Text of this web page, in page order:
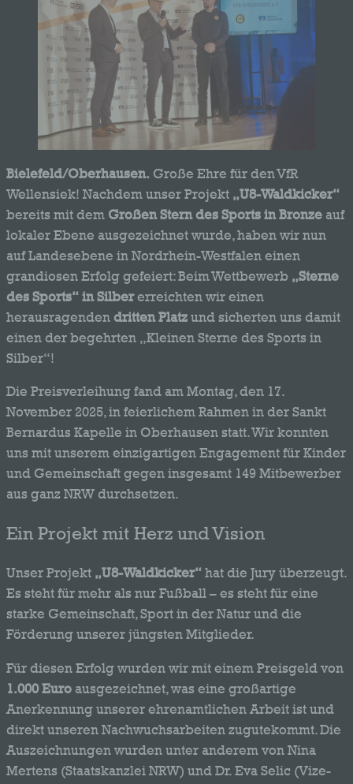
Bielefeld/Oberhausen. Große Ehre für den VfR
Wellensiek! Nachdem unser Projekt „U8-Waldkicker“
bereits mit dem Großen Stern des Sports in Bronze auf
lokaler Ebene ausgezeichnet wurde, haben wir nun
auf Landesebene in Nordrhein-Westfalen einen
grandiosen Erfolg gefeiert: Beim Wettbewerb „Sterne
des Sports“ in Silbererreichten wir einen
herausragenden dritten Platz und sicherten uns damit
einen der begehrten „Kleinen Sterne des Sports in
Silber“!
Die Preisverleihung fand am Montag, den 17.
November 2025, in feierlichem Rahmen in der Sankt
Bernardus Kapelle in Oberhausen statt. Wir konnten
uns mit unserem einzigartigen Engagement für Kinder
und Gemeinschaft gegen insgesamt 149 Mitbewerber
aus ganz NRW durchsetzen.
Ein Projekt mit Herz und Vision
Unser Projekt „U8-Waldkicker“ hat die Jury überzeugt.
Es steht für mehr als nur Fußball – es steht für eine
starke Gemeinschaft, Sport in der Natur und die
Förderung unserer jüngsten Mitglieder.
Für diesen Erfolg wurden wir mit einem Preisgeld von
1.000 Euro ausgezeichnet, was eine großartige
Anerkennung unserer ehrenamtlichen Arbeit ist und
direkt unseren Nachwuchsarbeiten zugutekommt. Die
Auszeichnungen wurden unter anderem von Nina
Mertens (Staatskanzlei NRW) und Dr. Eva Selic (Vize-